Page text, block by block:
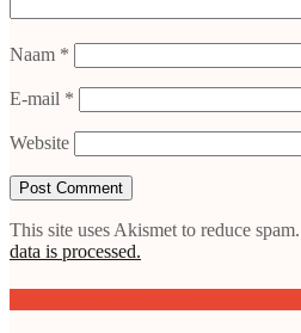
Naam *
E-mail *
Website
This site uses Akismet to reduce spam.
data is processed.